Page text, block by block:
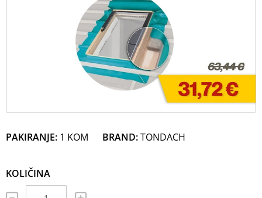
PAKIRANJE: 1 KOM BRAND:TONDACH
KOLIČINA